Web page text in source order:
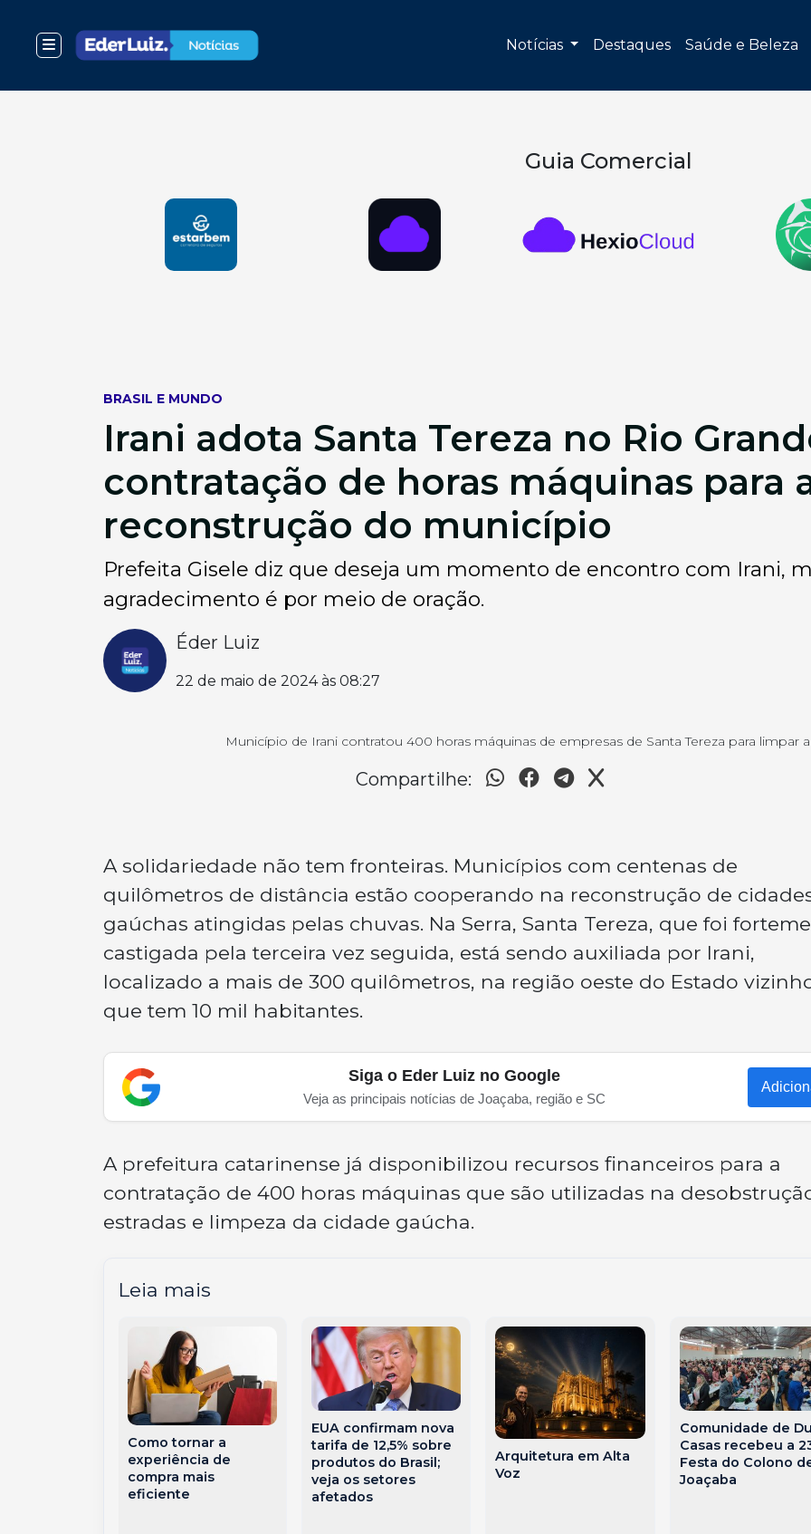
Notícias Destaques Saúde e Beleza
Guia Comercial
BRASIL E MUNDO
Irani adota Santa Tereza no Rio
contratação de horas máquinas para
reconstrução do município
Prefeita Gisele diz que deseja um momento de encontro com Irani,
agradecimento é por meio de oração.
Éder Luiz
22 de maio de 2024 às 08:27
Município de Irani contratou 400 horas máquinas de empresas de Santa Tereza para limpar
Compartilhe:
A solidariedade não tem fronteiras. Municípios com centenas de
quilômetros de distância estão cooperando na reconstrução de
gaúchas atingidas pelas chuvas. Na Serra, Santa Tereza, que foi
castigada pela terceira vez seguida, está sendo auxiliada por Irani,
localizado a mais de 300 quilômetros, na região oeste do Estado
que tem 10 mil habitantes.
Siga o Eder Luiz no Google
Veja as principais notícias de Joaçaba, região e SC
A prefeitura catarinense já disponibilizou recursos financeiros para a
contratação de 400 horas máquinas que são utilizadas na
estradas e limpeza da cidade gaúcha.
Leia mais
Como tornar a
experiência de
compra mais
eficiente
EUA confirmam nova
tarifa de 12,5% sobre
produtos do Brasil;
veja os setores
afetados
Arquitetura em Alta
Voz
Comunidade de
Casas recebeu a
Festa do Colono
Joaçaba